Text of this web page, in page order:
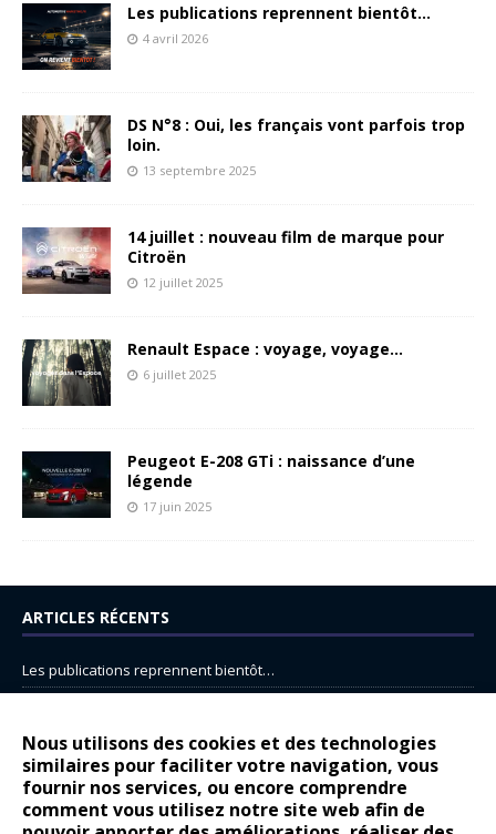
Nous utilisons des cookies et des technologies
similaires pour faciliter votre navigation, vous
fournir nos services, ou encore comprendre
comment vous utilisez notre site web afin de
Les publications reprennent bientôt…
4 avril 2026
DS N°8 : Oui, les français vont parfois trop
loin.
13 septembre 2025
14 juillet : nouveau film de marque pour
Citroën
12 juillet 2025
Renault Espace : voyage, voyage…
6 juillet 2025
Peugeot E-208 GTi : naissance d’une
légende
17 juin 2025
ARTICLES RÉCENTS
Les publications reprennent bientôt…
14 juillet : nouveau film de marque pour Citroën
Renault Espace : voyage, voyage…
Peugeot E-208 GTi : naissance d’une légende